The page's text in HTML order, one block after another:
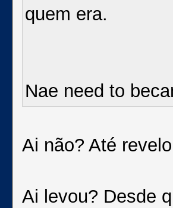
quem era.
Nae need to
Ai não? Até
Ai levou? Desde